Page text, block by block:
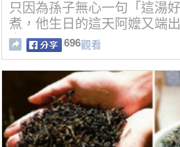
只因為孫子無心一句「這湯
煮，他生日的這天阿嬤又端
崩！
696觀看